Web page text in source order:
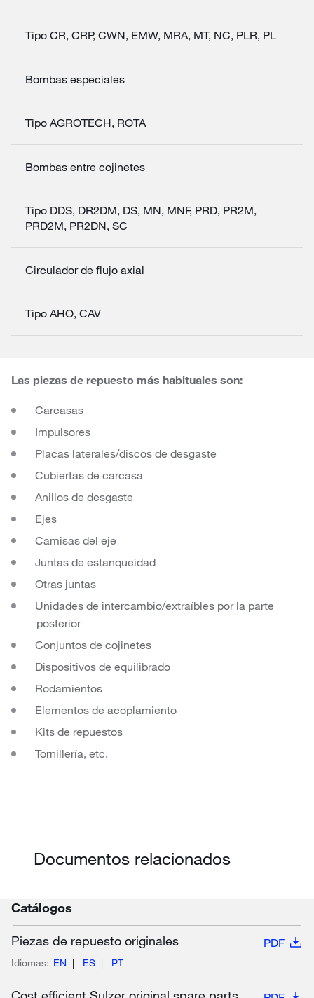
Tipo CR, CRP, CWN, EMW, MRA, MT, NC, PLR, PL
Bombas especiales
Tipo AGROTECH, ROTA
Bombas entre cojinetes
Tipo DDS, DR2DM, DS, MN, MNF, PRD, PR2M,
PRD2M, PR2DN, SC
Circulador de flujo axial
Tipo AHO, CAV
Las piezas de repuesto más habituales son:
Carcasas
Impulsores
Placas laterales/discos de desgaste
Cubiertas de carcasa
Anillos de desgaste
Ejes
Camisas del eje
Juntas de estanqueidad
Otras juntas
Unidades de intercambio/extraíbles por la parte
posterior
Conjuntos de cojinetes
Dispositivos de equilibrado
Rodamientos
Elementos de acoplamiento
Kits de repuestos
Tornillería, etc.
Documentos relacionados
Catálogos
Piezas de repuesto originales PDF
Idiomas: EN ES PT